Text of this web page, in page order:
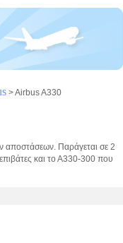
>Airbus A330
αποστάσεων. Παράγεται σε 2
και το Α330-300 που